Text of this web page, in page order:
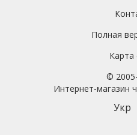
Полная
Карта
©
Интернет-магазин
Укр